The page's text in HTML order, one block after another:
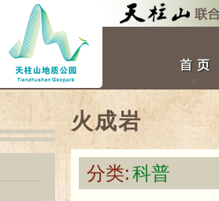
火成岩
分类:科普